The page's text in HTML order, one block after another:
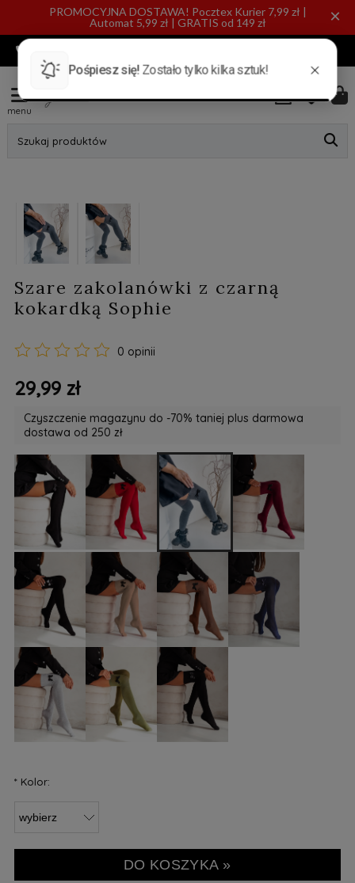
PROMOCYJNA DOSTAWA! Pocztex Kurier 7,99 zł |
Automat 5,99 zł | GRATIS od 149 zł
×
menu
Szukaj produktów
Szare zakolanówki z czarną
kokardką Sophie
0 opinii
29,99 zł
Czyszczenie magazynu do -70% taniej plus darmowa
dostawa od 250 zł
*Kolor:
DO KOSZYKA »